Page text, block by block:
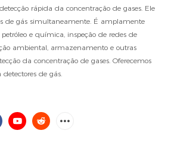
rápida da concentração de gases. Ele
de gás simultaneamente. É amplamente
e química, inspeção de redes de
ambiental, armazenamento e outras
da concentração de gases. Oferecemos
detectores de gás.